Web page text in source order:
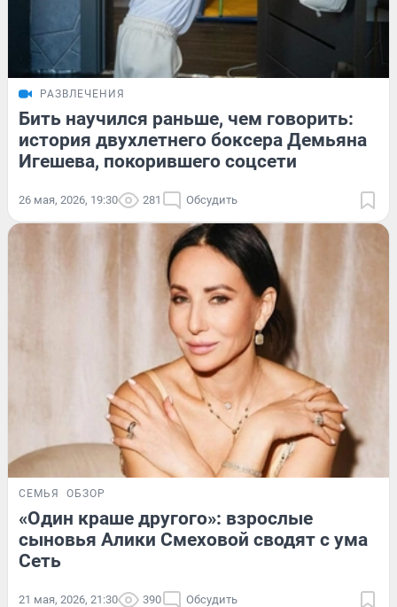
РАЗВЛЕЧЕНИЯ
Бить научился раньше, чем говорить:
история двухлетнего боксера Демьяна
Игешева, покорившего соцсети
26 мая, 2026, 19:30 281 Обсудить
СЕМЬЯ ОБЗОР
«Один краше другого»: взрослые
сыновья Алики Смеховой сводят с ума
Сеть
21 мая, 2026, 21:30 390 Обсудить